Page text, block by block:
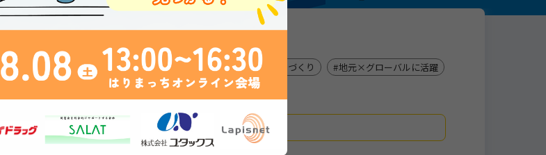
残業は年間平均で月4時間！ メーカー 世界の食を支えるものづくり
地元×グローバルに活躍
姫路 創業60年の安定企業